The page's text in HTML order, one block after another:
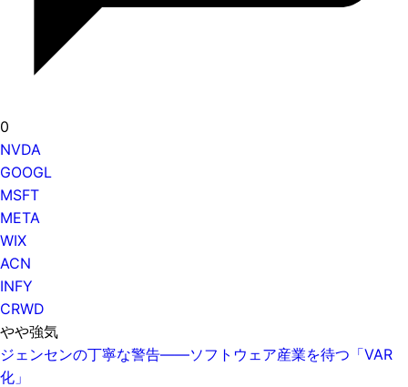
0
NVDA
GOOGL
MSFT
META
WIX
ACN
INFY
CRWD
やや強気
ジェンセンの丁寧な警告——ソフトウェア産業を待つ「VAR
化」